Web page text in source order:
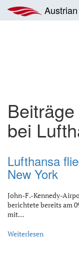
Inhalt
springen
bei
Lufthansa
New York
John-F.-Kennedy-
berichtete bereits am
mit…
Weiterlesen